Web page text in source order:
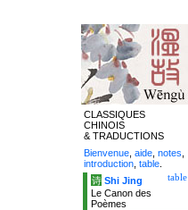
CLASSIQUES
CHINOIS
& TRADUCTIONS
Bienvenue aide notes
introduction table
table
诗 Shi Jing
Le Canon des
Poèmes